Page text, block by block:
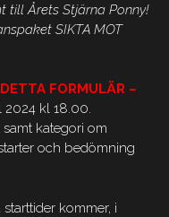
till Årets Stjärna Ponny!
SIKTA MOT
FORMULÄR –
2024 kl 18.00.
kategori om
och bedömning
kommer, i